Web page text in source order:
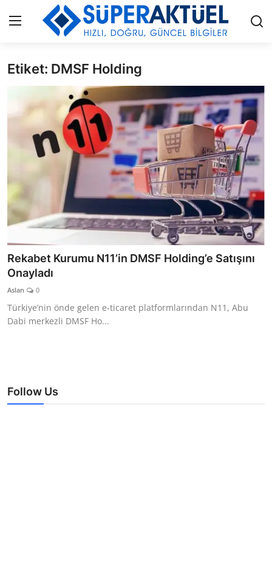
Giriş Kayıt Ol
İLETİŞİM
HAKKIMIZDA
MODA
İŞ BİRLİĞİ
MÜZİK
TEKNOLOJİ
BİLGİ
ÖNEMLİ GÜNLER
Etiket: DMSF Holding
Rekabet Kurumu N11’in DMSF Holding’e Satışını
Onayladı
Aslan 0
Türkiye’nin önde gelen e-ticaret platformlarından N11, Abu
Dabi merkezli DMSF Ho...
Follow Us